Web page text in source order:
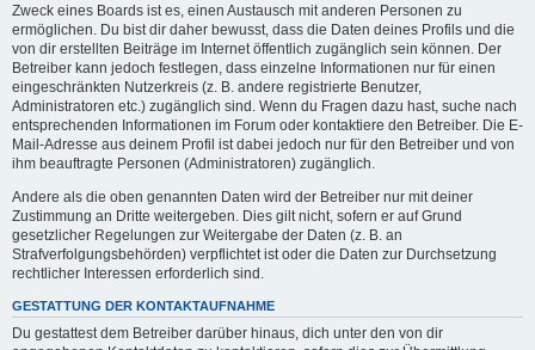
Zweck eines Boards ist es, einen Austausch mit anderen Personen zu
ermöglichen. Du bist dir daher bewusst, dass die Daten deines Profils und die
von dir erstellten Beiträge im Internet öffentlich zugänglich sein können. Der
Betreiber kann jedoch festlegen, dass einzelne Informationen nur für einen
eingeschränkten Nutzerkreis (z. B. andere registrierte Benutzer,
Administratoren etc.) zugänglich sind. Wenn du Fragen dazu hast, suche nach
entsprechenden Informationen im Forum oder kontaktiere den Betreiber. Die E-
Mail-Adresse aus deinem Profil ist dabei jedoch nur für den Betreiber und von
ihm beauftragte Personen (Administratoren) zugänglich.
Andere als die oben genannten Daten wird der Betreiber nur mit deiner
Zustimmung an Dritte weitergeben. Dies gilt nicht, sofern er auf Grund
gesetzlicher Regelungen zur Weitergabe der Daten (z. B. an
Strafverfolgungsbehörden) verpflichtet ist oder die Daten zur Durchsetzung
rechtlicher Interessen erforderlich sind.
GESTATTUNG DER KONTAKTAUFNAHME
Du gestattest dem Betreiber darüber hinaus, dich unter den von dir